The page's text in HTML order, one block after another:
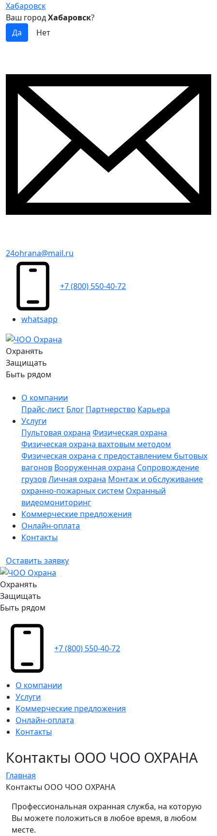
Хабаровск
Ваш городХабаровск?
24ohrana@mail.ru
+7 (800) 550-40-72
whatsapp
Охранять
Защищать
Быть рядом
О компании
Прайс-лист Блог Партнерство Карьера
Услуги
Пультовая охрана Физическая охрана
Физическая охрана вахтовым методом
Физическая охрана с предоставлением бытовых
вагонов Вооруженная охрана Сопровождение
грузовЛичная охрана Монтаж и обслуживание
охранно-пожарных систем Охранный
видеомониторинг
Коммерческие предложения
Онлайн-оплата
Контакты
Оставить заявку
Охранять
Защищать
Быть рядом
+7 (800) 550-40-72
О компании
Услуги
Коммерческие предложения
Онлайн-оплата
Контакты
Контакты ООО ЧОО ОХРАНА
Главная
Контакты ООО ЧОО ОХРАНА
Профессиональная охранная служба, на которую
Вы можете положиться в любое время, в любом
месте.